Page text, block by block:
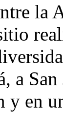
la
a
y en